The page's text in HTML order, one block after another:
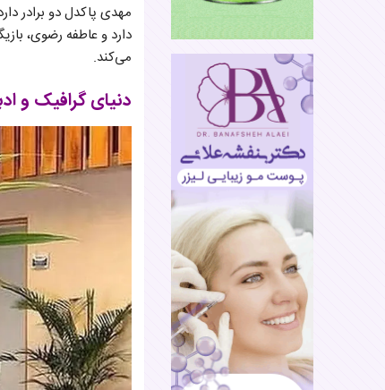
مهدی پاکدل دو برادر
دارد و عاطفه رضوی،
می‌کند.
دنیای گرافیک و